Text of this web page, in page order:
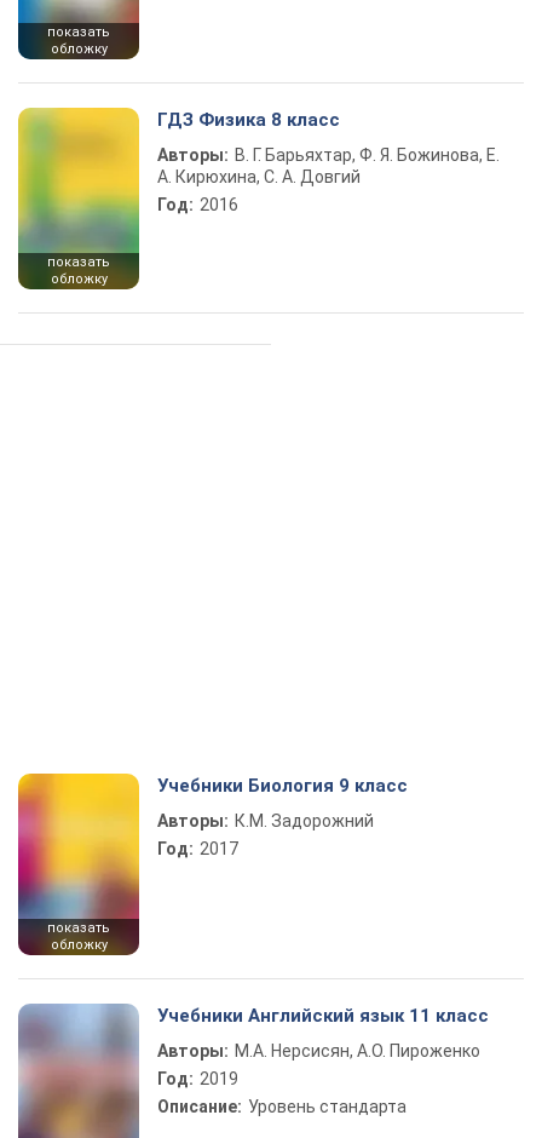
показать
обложку
показать
обложку
ГДЗ Физика 8 класс
Авторы: В. Г. Барьяхтар, Ф. Я. Божинова, Е.
А. Кирюхина, С. А. Довгий
Год: 2016
показать
обложку
Учебники Биология 9 класс
Авторы: К.М. Задорожний
Год: 2017
Учебники Английский язык 11 класс
Авторы: М.А. Нерсисян, А.О. Пироженко
Год: 2019
Описание: Уровень стандарта